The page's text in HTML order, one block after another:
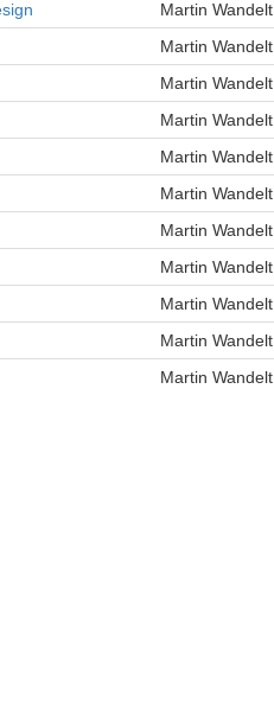
Martin Wandelt
Martin Wandelt
Martin Wandelt
Martin Wandelt
Martin Wandelt
Martin Wandelt
Martin Wandelt
Martin Wandelt
Martin Wandelt
Martin Wandelt
Martin Wandelt